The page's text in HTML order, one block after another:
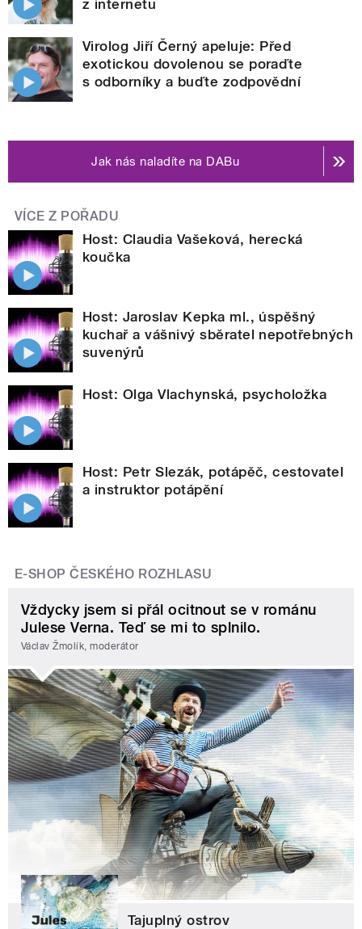
z internetu
Virolog Jiří Černý apeluje: Před
exotickou dovolenou se poraďte
s odborníky a buďte zodpovědní
Jak nás naladíte na DABu
VÍCE Z POŘADU
Host: Claudia Vašeková, herecká
koučka
Host: Jaroslav Kepka ml., úspěšný
kuchař a vášnivý sběratel nepotřebných
suvenýrů
Host: Olga Vlachynská, psycholožka
Host: Petr Slezák, potápěč, cestovatel
a instruktor potápění
E-SHOP ČESKÉHO ROZHLASU
Vždycky jsem si přál ocitnout se v románu
Julese Verna. Teď se mi to splnilo.
Václav Žmolík, moderátor
Tajuplný ostrov